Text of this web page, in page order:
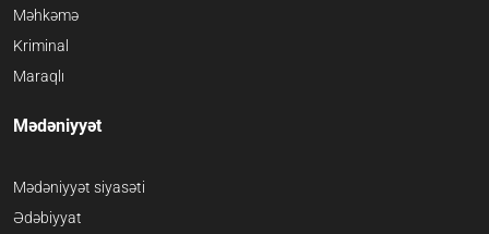
Məhkəmə
Kriminal
Maraqlı
Mədəniyyət
Mədəniyyət siyasəti
Ədəbiyyat